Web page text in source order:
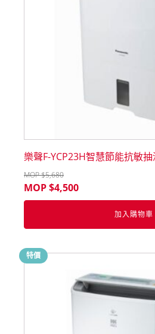
樂聲F-YCP23H智慧節能抗敏
MOP $5,680
MOP $4,500
加入購物車
特價